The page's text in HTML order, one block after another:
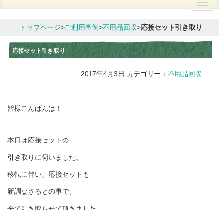
トップページ>ご利用事例>不用品回収>応接セット引き取り
応接セット引き取り
2017年4月3日 カテゴリー： 不用品回収
皆様こんばんは！
本日は応接セットの
引き取りに伺いました。
移転に伴い、応接セットも
新調なさるとの事で、